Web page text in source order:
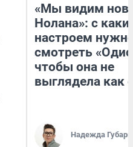
«Мы видим
Нолана»: с
настроем
смотреть
чтобы она не
выглядела как
Надежда Губарь